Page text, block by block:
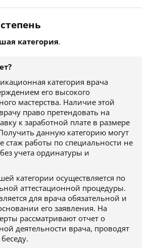
категория.
категория врача
его высокого
мастерства. Наличие этой
право претендовать на
к заработной плате в размере
данную категорию могут
работы по специальности не
учета ординатуры и
категории осуществляется по
аттестационной процедуры.
для врача обязательной и
его заявления. На
рассматривают отчет о
деятельности врача, проводят